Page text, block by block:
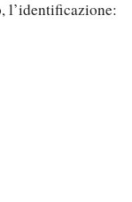
l’identificazione: